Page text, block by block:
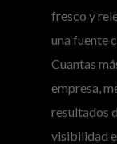
fresco y
una fuente
Cuantas
empresa,
resultados
visibilidad